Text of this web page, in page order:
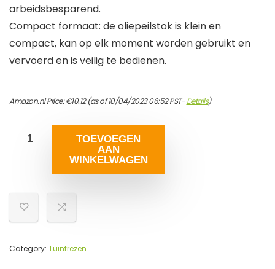
arbeidsbesparend.
Compact formaat: de oliepeilstok is klein en
compact, kan op elk moment worden gebruikt en
vervoerd en is veilig te bedienen.
Amazon.nl Price:€10.12(as of 10/04/2023 06:52 PST-Details)
TOEVOEGEN
AAN
WINKELWAGEN
Category: Tuinfrezen